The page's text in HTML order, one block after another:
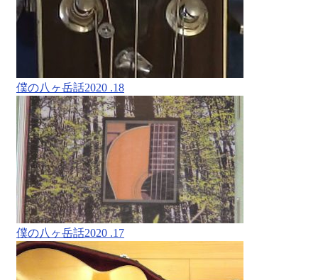
僕の八ヶ岳話2020 .18
僕の八ヶ岳話2020 .17